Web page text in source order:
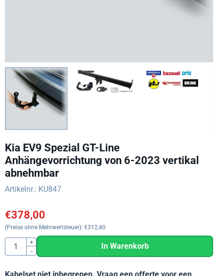
Kia EV9 Spezial GT-Line
Anhängevorrichtung von 6-2023 vertikal
abnehmbar
Artikelnr.: KU847
€378,00
(Preise ohne Mehrwertsteuer): €312,40
Anzahl
+
-
In Warenkorb